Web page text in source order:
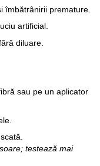
îmbătrânirii premature.
artificial.
diluare.
sau pe un aplicator
testează mai